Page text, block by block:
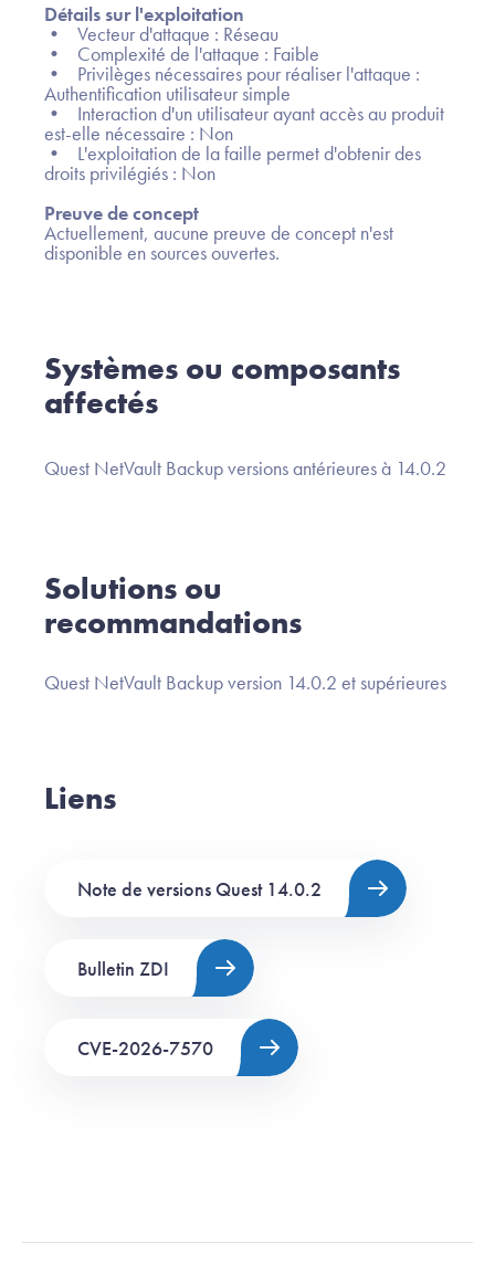
Détails sur l'exploitation
• Vecteur d'attaque : Réseau
• Complexité de l'attaque : Faible
• Privilèges nécessaires pour réaliser l'attaque :
Authentification utilisateur simple
• Interaction d'un utilisateur ayant accès au produit
est-elle nécessaire : Non
• L'exploitation de la faille permet d'obtenir des
droits privilégiés : Non
Preuve de concept
Actuellement, aucune preuve de concept n'est
disponible en sources ouvertes.
Systèmes ou composants
affectés
Quest NetVault Backup versions antérieures à 14.0.2
Solutions ou
recommandations
Quest NetVault Backup version 14.0.2 et supérieures
Liens
Note de versions Quest 14.0.2
Bulletin ZDI
CVE-2026-7570